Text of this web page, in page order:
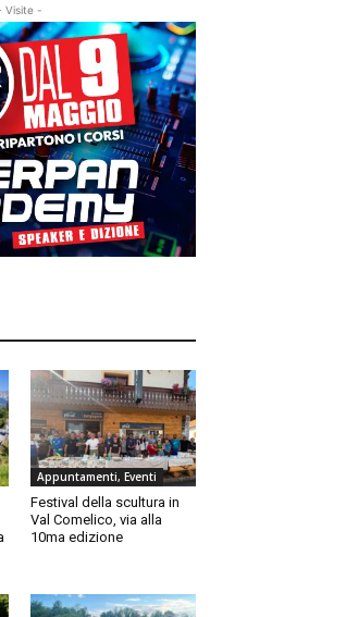
Visite -
Appuntamenti, Eventi
Festival della scultura in
Val Comelico, via alla
10ma edizione